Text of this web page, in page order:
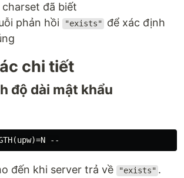
charset đã biết
phản hồi
"exists"
để xác định
chi tiết
độ dài mật khẩu
đến khi server trả về "exists" .